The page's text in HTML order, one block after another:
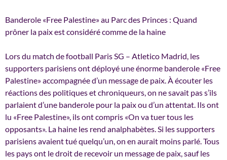
Banderole «Free Palestine» au Parc des Princes : Quand
prôner la paix est considéré comme de la haine
Lors du match de football Paris SG – Atletico Madrid, les
supporters parisiens ont déployé une énorme banderole «Free
Palestine» accompagnée d’un message de paix. À écouter les
réactions des politiques et chroniqueurs, on ne savait pas s’ils
parlaient d’une banderole pour la paix ou d’un attentat. Ils ont
lu «Free Palestine», ils ont compris «On va tuer tous les
opposants». La haine les rend analphabètes. Si les supporters
parisiens avaient tué quelqu’un, on en aurait moins parlé. Tous
les pays ont le droit de recevoir un message de paix, sauf les